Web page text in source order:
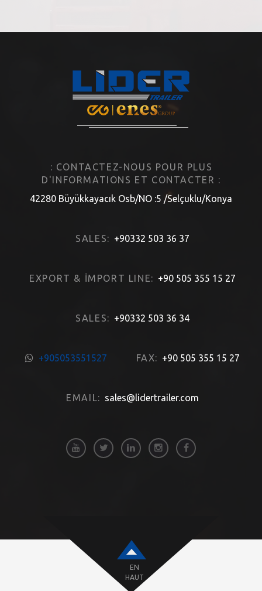
: CONTACTEZ-NOUS POUR PLUS
D'INFORMATIONS ET CONTACTER :
42280 Büyükkayacık Osb/NO :5 /Selçuklu/Konya
SALES: +90332 503 36 37
EXPORT & İMPORT LINE: +90 505 355 15 27
SALES: +90332 503 36 34
+905053551527 FAX: +90 505 355 15 27
EMAIL: sales@lidertrailer.com
EN
HAUT